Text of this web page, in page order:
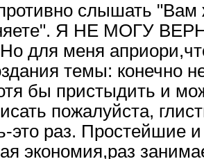
слышать "Вам
Я НЕ МОГУ
для меня
темы: конечно
бы пристыдить и
пожалуйста,
это раз. Простейшие
экономия,раз